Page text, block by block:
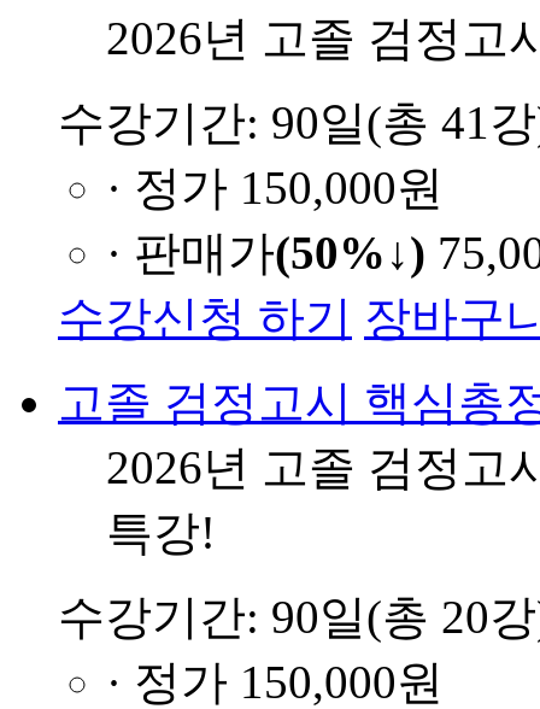
2026년 고졸 검정고
수강기간: 90일(총 41
· 정가 150,000원
· 판매가(50%↓)
수강신청 하기 장바구
고졸 검정고시 핵심총
2026년 고졸 검정고
특강!
수강기간: 90일(총 20
· 정가 150,000원